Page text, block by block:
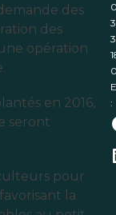
des
des
opération
en 2016,
seront
pour
la
: